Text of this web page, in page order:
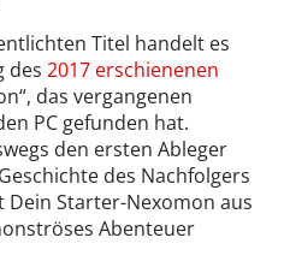
Titel handelt es
des 2017 erschienenen
das vergangenen
PC gefunden hat.
den ersten Ableger
des Nachfolgers
Dein Starter-Nexomon aus
Abenteuer